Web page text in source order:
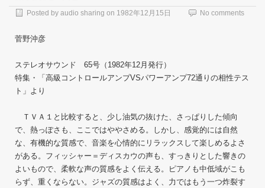
Posted by audio sharing on 1982年12月15日 No comments
菅野沖彦
ステレオサウンド 65号（1982年12月発行）
特集・「高級コントロールアンプVSパワーアンプ72通りの相性テス
ト」より
ＴＶＡ１と比較すると、少し油気の抜けた、さっぱりした傾向
で、熱っぽさも、ここではややさめる。しかし、感覚的には自然
な、有機的な質感で、音楽を心情的にリラックスして楽しめるよさ
がある。フィッシャー＝ディスカウの声も、すっきりとした響きの
よいもので、柔軟な声の質感をよく伝える。ピアノも中低域がこも
らず、重くならない。ジャズの質感はよく、力ではもう一つ炸裂す